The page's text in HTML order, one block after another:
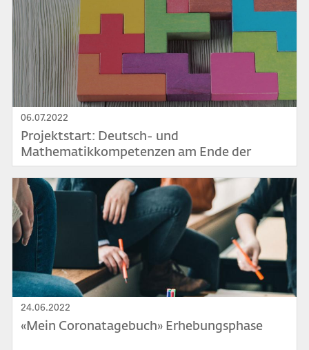
06.07.2022
Projektstart: Deutsch- und
Mathematikkompetenzen am Ende der
Volksschulzeit
Bild
24.06.2022
«Mein Coronatagebuch» Erhebungsphase